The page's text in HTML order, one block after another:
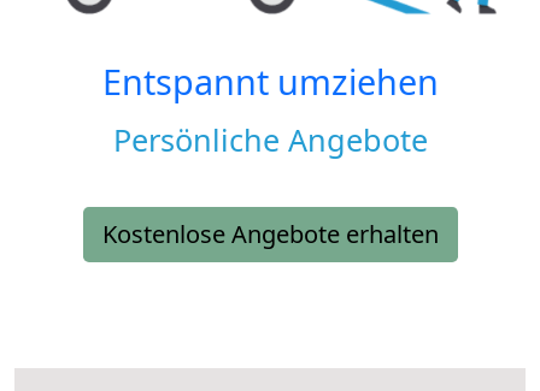
Entspannt umziehen
Persönliche Angebote
Kostenlose Angebote erhalten